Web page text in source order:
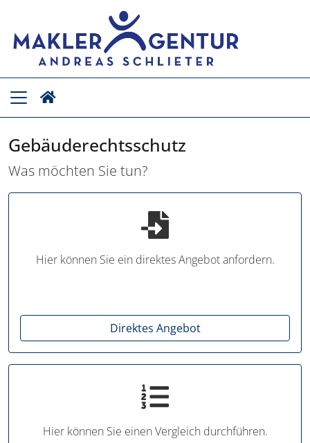
Gebäuderechtsschutz
Was möchten Sie tun?
Hier können Sie ein direktes Angebot anfordern.
Direktes Angebot
Hier können Sie einen Vergleich durchführen.